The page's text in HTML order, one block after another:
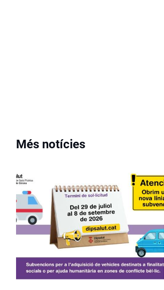
Més notícies